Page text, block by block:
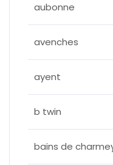
aubonne
avenches
ayent
b twin
bains de